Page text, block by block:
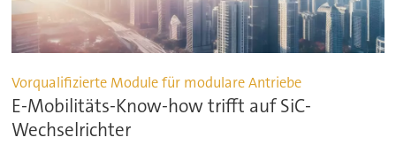
Vorqualifizierte Module für modulare Antriebe
E-Mobilitäts-Know-how trifft auf SiC-
Wechselrichter